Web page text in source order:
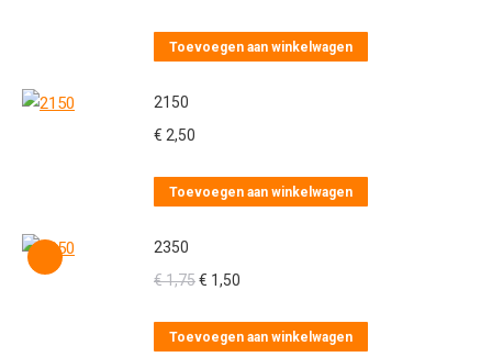
Toevoegen aan winkelwagen
2150
€ 2,50
Toevoegen aan winkelwagen
2350
€1,75Oorspronkelijke
was:
€ 1,50
is:
Toevoegen aan winkelwagen